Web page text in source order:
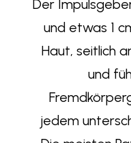
Der
und etwas 1
Haut, seitlich
und
jedem